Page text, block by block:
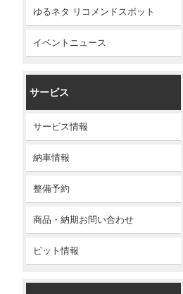
ゆるネタ リコメンドスポット
イベントニュース
サービス
サービス情報
納車情報
整備予約
商品・納期お問い合わせ
ピット情報